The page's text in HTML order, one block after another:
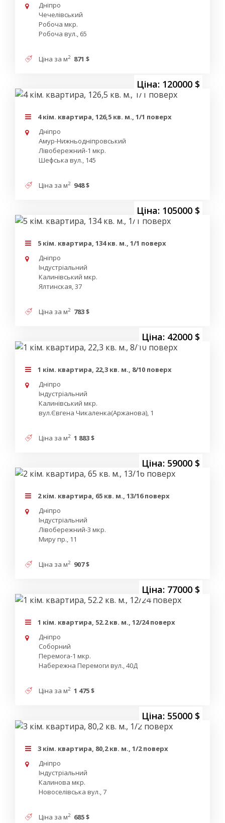
Дніпро
Чечелівський
Робоча мкр.
Робоча вул., 65
Ціна за м2 871 $
Ціна: 120000 $
4 кім. квартира, 126,5 кв. м., 1/1 поверх
Дніпро
Амур-Нижньодніпровський
Лівобережний-1 мкр.
Шефська вул., 145
Ціна за м2 948 $
Ціна: 105000 $
5 кім. квартира, 134 кв. м., 1/1 поверх
Дніпро
Індустріальний
Калинівський мкр.
Ялтинская, 37
Ціна за м2 783 $
Ціна: 42000 $
1 кім. квартира, 22,3 кв. м., 8/10 поверх
Дніпро
Індустріальний
Калинівський мкр.
вул.Євгена Чикаленка(Аржанова), 1
Ціна за м2 1 883 $
Ціна: 59000 $
2 кім. квартира, 65 кв. м., 13/16 поверх
Дніпро
Індустріальний
Лівобережний-3 мкр.
Миру пр., 11
Ціна за м2 907 $
Ціна: 77000 $
1 кім. квартира, 52.2 кв. м., 12/24 поверх
Дніпро
Соборний
Перемога-1 мкр.
Набережна Перемоги вул., 40Д
Ціна за м2 1 475 $
Ціна: 55000 $
3 кім. квартира, 80,2 кв. м., 1/2 поверх
Дніпро
Індустріальний
Калинова мкр.
Новоселівська вул., 7
Ціна за м2 685 $